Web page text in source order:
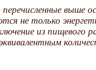
выше
не только
из пищевого